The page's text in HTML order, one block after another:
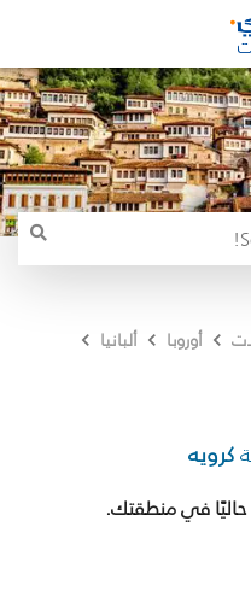
أوروبا
ألبانيا
كرويه
في منطقتك.